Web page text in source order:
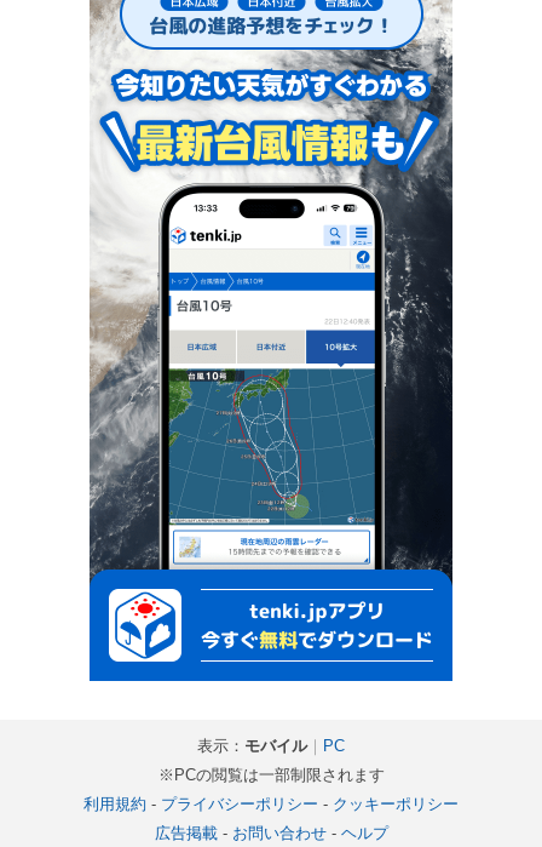
表示： モバイル｜ PC
※PCの閲覧は一部制限されます
利用規約 - プライバシーポリシー - クッキーポリシー
広告掲載- お問い合わせ- ヘルプ